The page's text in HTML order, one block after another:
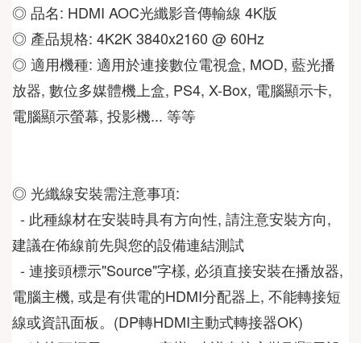
◎ 品名: HDMI AOC光纖影音傳輸線 4K版
◎ 產品規格: 4K2K 3840x2160 @ 60Hz
◎ 適用機種: 適用於連接數位電視盒, MOD, 藍光播
放器, 數位多媒體機上盒, PS4, X-Box, 電腦顯示卡,
電腦顯示螢幕, 投影機... 等等
◎ 光纖線安裝需注意事項:
- 此種線材在安裝時具有方向性, 請注意安裝方向,
建議在佈線前先與您的設備連結測試
- 連接頭標示"Source"字樣, 必須直接安裝在播放器,
電腦主機, 或是有供電的HDMI分配器上, 不能轉接短
線或資訊面板。(DP轉HDMI主動式轉接器OK)